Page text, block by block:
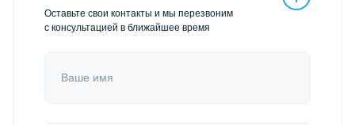
Оставьте свои контакты и мы перезвоним
с консультацией в ближайшее время
Ваше имя